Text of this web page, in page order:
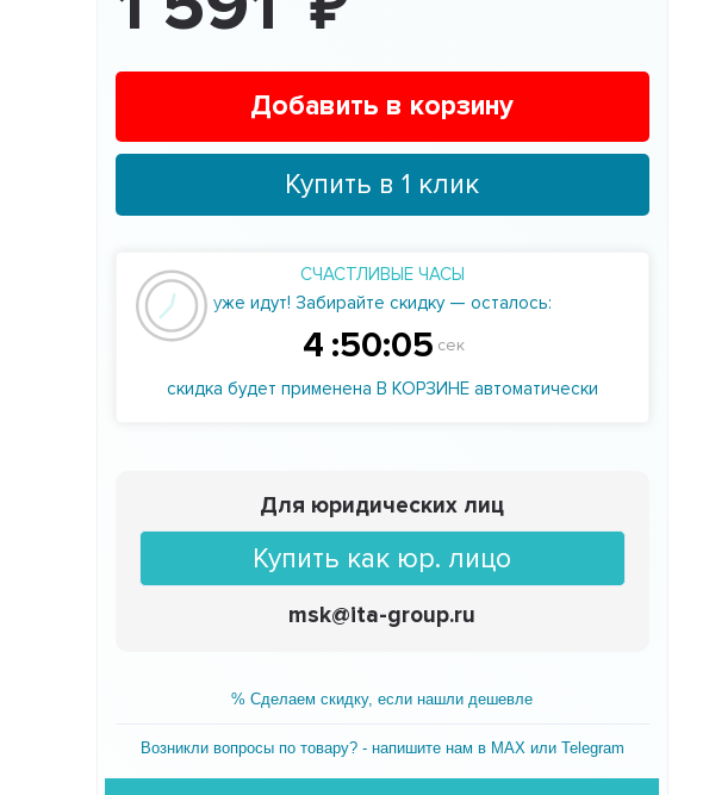
Добавить в корзину
Купить в 1 клик
СЧАСТЛИВЫЕ ЧАСЫ
уже идут! Забирайте скидку — осталось:
4 :50:04 сек
скидка будет применена В КОРЗИНЕ автоматически
Для юридических лиц
Купить как юр. лицо
msk@ita-group.ru
% Сделаем скидку, если нашли дешевле
Возникли вопросы по товару? - напишите нам в MAX или Telegram